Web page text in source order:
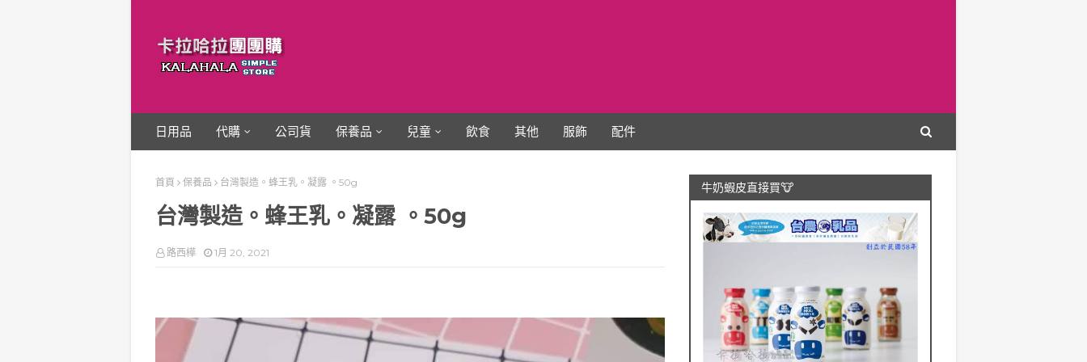
日用品 代購 公司貨 保養品 兒童 飲食 其他 服飾 配件
首頁 保養品 台灣製造。蜂王乳。凝露 。50g
台灣製造。蜂王乳。凝露 。50g
路西樺 1月 20, 2021
牛奶蝦皮直接買🐮